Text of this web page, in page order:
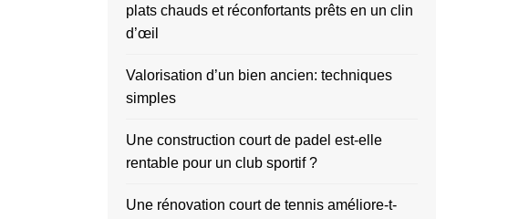
plats chauds et réconfortants prêts en un clin
d’œil
Valorisation d’un bien ancien: techniques
simples
Une construction court de padel est-elle
rentable pour un club sportif ?
Une rénovation court de tennis améliore-t-